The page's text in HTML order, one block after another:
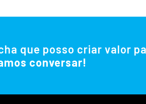
que posso criar valor
conversar!